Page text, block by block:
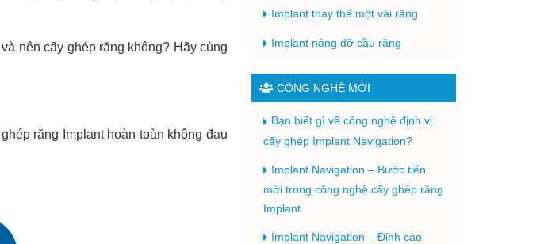
nên cấy ghép răng không? Hãy cùng
răng Implant hoàn toàn không đau
Implant thay thế một vài răng
Implant nâng đỡ cầu răng
CÔNG NGHỆ MỚI
Bạn biết gì về công nghệ định vị
cấy ghép Implant Navigation?
Implant Navigation – Bước tiến
mới trong công nghệ cấy ghép răng
Implant
Implant Navigation – Đỉnh cao